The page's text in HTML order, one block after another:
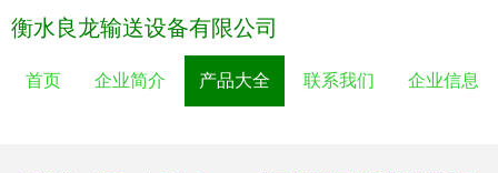
衡水良龙输送设备有限公司
首页 企业简介 产品大全 联系我们 企业信息